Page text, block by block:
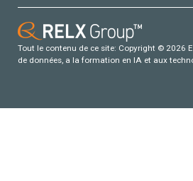
Tout le contenu de ce site: Copyright © 2026
de données, a la formation en IA et aux